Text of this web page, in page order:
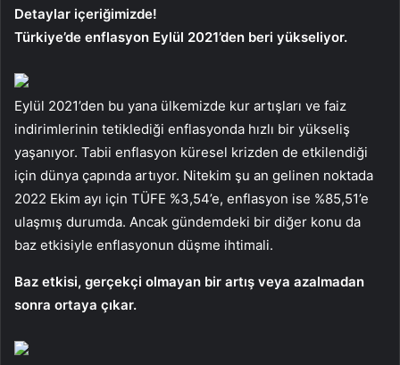
Detaylar içeriğimizde!
Türkiye’de enflasyon Eylül 2021’den beri yükseliyor.
Eylül 2021’den bu yana ülkemizde kur artışları ve faiz
indirimlerinin tetiklediği enflasyonda hızlı bir yükseliş
yaşanıyor. Tabii enflasyon küresel krizden de etkilendiği
için dünya çapında artıyor. Nitekim şu an gelinen noktada
2022 Ekim ayı için TÜFE %3,54’e, enflasyon ise %85,51’e
ulaşmış durumda. Ancak gündemdeki bir diğer konu da
baz etkisiyle enflasyonun düşme ihtimali.
Baz etkisi, gerçekçi olmayan bir artış veya azalmadan
sonra ortaya çıkar.